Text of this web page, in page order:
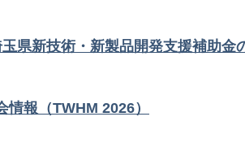
県新技術・新製品開発支援補助金
情報（TWHM 2026）